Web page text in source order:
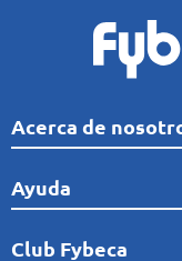
Acerca de
Quiénes Somos
Línea de tiempo
Comunidad
Ayuda
Preguntas frecuentes
Club Fybeca